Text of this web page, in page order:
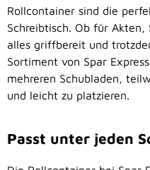
Rollcontainer sind die
Schreibtisch. Ob für
alles griffbereit und
Sortiment von Spar
mehreren Schubladen,
und leicht zu platzieren.
Passt unter jeden